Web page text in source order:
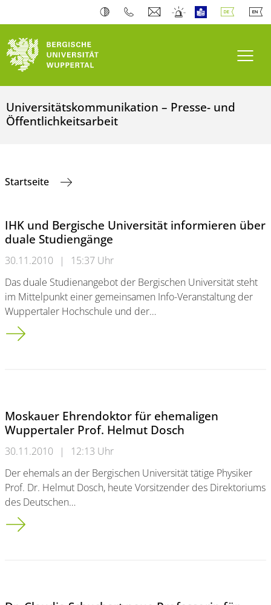
Universitätskommunikation – Presse- und
Öffentlichkeitsarbeit
Startseite
IHK und Bergische Universität informieren über
duale Studiengänge
30.11.2010 |
15:37 Uhr
Das duale Studienangebot der Bergischen Universität steht
im Mittelpunkt einer gemeinsamen Info-Veranstaltung der
Wuppertaler Hochschule und der…
IHK und Bergische Universität informieren über duale
Moskauer Ehrendoktor für ehemaligen
Wuppertaler Prof. Helmut Dosch
30.11.2010 |
12:13 Uhr
Der ehemals an der Bergischen Universität tätige Physiker
Prof. Dr. Helmut Dosch, heute Vorsitzender des Direktoriums
des Deutschen…
Moskauer Ehrendoktor für ehemaligen Wuppertaler Prof.